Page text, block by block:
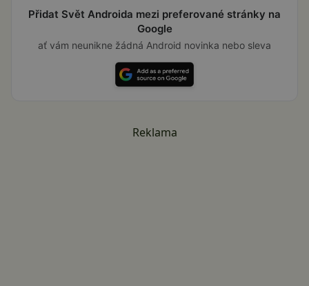
Přidat Svět Androida mezi preferované stránky na
Google
ať vám neunikne žádná Android novinka nebo sleva
Reklama